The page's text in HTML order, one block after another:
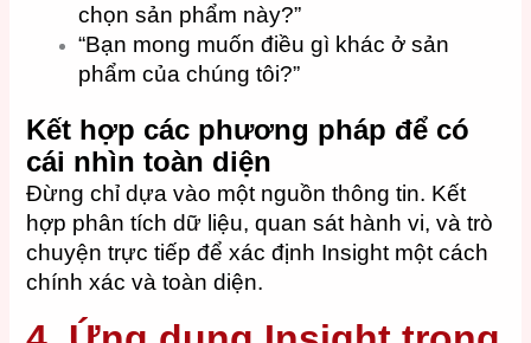
chọn sản phẩm này?”
“Bạn mong muốn điều gì khác ở sản
phẩm của chúng tôi?”
Kết hợp các phương pháp để có
cái nhìn toàn diện
Đừng chỉ dựa vào một nguồn thông tin. Kết
hợp phân tích dữ liệu, quan sát hành vi, và trò
chuyện trực tiếp để xác định Insight một cách
chính xác và toàn diện.